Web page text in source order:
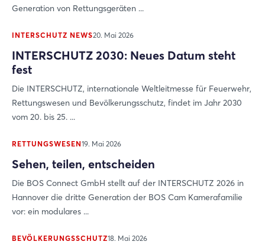
Generation von Rettungsgeräten ...
INTERSCHUTZ NEWS20. Mai 2026
INTERSCHUTZ 2030: Neues Datum steht
fest
Die INTERSCHUTZ, internationale Weltleitmesse für Feuerwehr,
Rettungswesen und Bevölkerungsschutz, findet im Jahr 2030
vom 20. bis 25. ...
RETTUNGSWESEN19. Mai 2026
Sehen, teilen, entscheiden
Die BOS Connect GmbH stellt auf der INTERSCHUTZ 2026 in
Hannover die dritte Generation der BOS Cam Kamerafamilie
vor: ein modulares ...
BEVÖLKERUNGSSCHUTZ18. Mai 2026